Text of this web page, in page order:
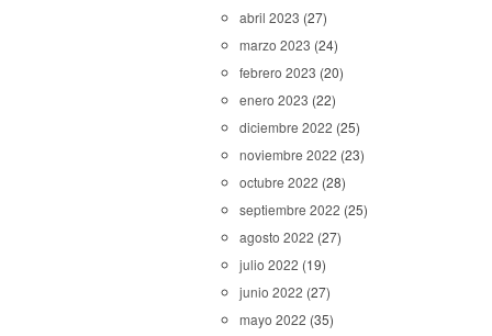
abril 2023 (27)
marzo 2023 (24)
febrero 2023 (20)
enero 2023 (22)
diciembre 2022 (25)
noviembre 2022 (23)
octubre 2022 (28)
septiembre 2022 (25)
agosto 2022 (27)
julio 2022 (19)
junio 2022 (27)
mayo 2022 (35)